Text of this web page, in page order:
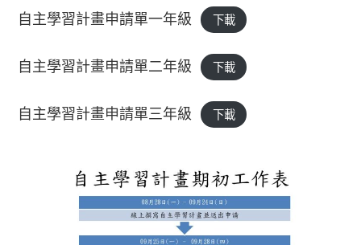
自主學習計畫申請單一年級 下載
自主學習計畫申請單二年級 下載
自主學習計畫申請單三年級 下載